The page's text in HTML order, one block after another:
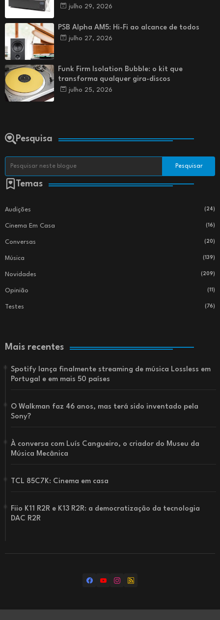
julho 29, 2026
PSB Alpha AM5: Hi-Fi ao alcance de todos
julho 27, 2026
Funk Firm Isolation Bubble: o kit que
transforma qualquer gira-discos
julho 25, 2026
Pesquisa
Temas
Audições (24)
Cinema Em Casa (16)
Conversas (20)
Música (139)
Novidades (209)
Opinião (11)
Testes (76)
Mais recentes
Spotify lança finalmente streaming de música Lossless em
Portugal e em mais 50 países
O Walkman faz 46 anos, mas terá sido inventado pela
Sony?
À conversa com Luís Cangueiro, o criador do Museu da
Música Mecânica
TCL 85C7K: Cinema em casa
Fiio K11 R2R e K13 R2R: a democratização da tecnologia
DAC R2R